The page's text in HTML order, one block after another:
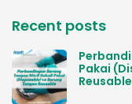
Recent posts
Pakai
Reusable